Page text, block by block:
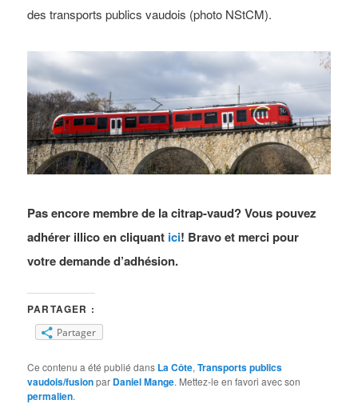
des transports publics vaudois (photo NStCM).
Pas encore membre de la citrap-vaud? Vous pouvez
adhérer illico en cliquant ici! Bravo et merci pour
votre demande d’adhésion.
PARTAGER :
Partager
Ce contenu a été publié dans La Côte,Transports publics
vaudois/fusionpar Daniel Mange. Mettez-le en favori avec son
permalien.